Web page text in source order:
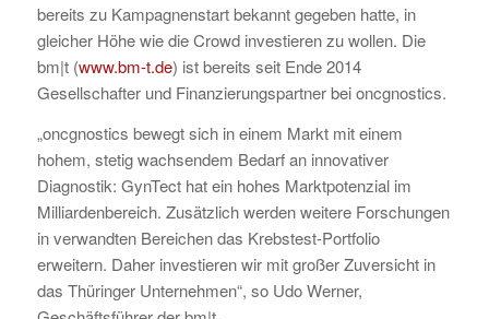
bereits zu Kampagnenstart bekannt gegeben hatte, in
gleicher Höhe wie die Crowd investieren zu wollen. Die
bm|t (www.bm-t.de) ist bereits seit Ende 2014
Gesellschafter und Finanzierungspartner bei oncgnostics.
„oncgnostics bewegt sich in einem Markt mit einem
hohem, stetig wachsendem Bedarf an innovativer
Diagnostik: GynTect hat ein hohes Marktpotenzial im
Milliardenbereich. Zusätzlich werden weitere Forschungen
in verwandten Bereichen das Krebstest-Portfolio
erweitern. Daher investieren wir mit großer Zuversicht in
das Thüringer Unternehmen“, so Udo Werner,